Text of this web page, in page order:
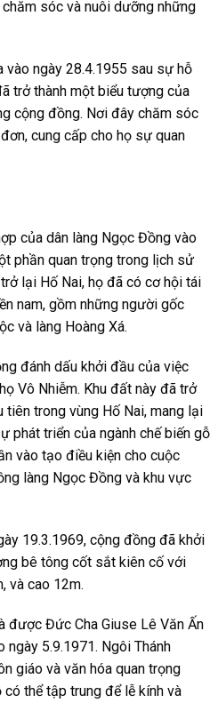
sóc và nuôi dưỡng những
vào ngày 28.4.1955 sau sự hỗ
trở thành một biểu tượng của
cộng đồng. Nơi đây chăm sóc
cung cấp cho họ sự quan
của dân làng Ngọc Đồng vào
phần quan trọng trong lịch sử
lại Hố Nai, họ đã có cơ hội tái
nam, gồm những người gốc
và làng Hoàng Xá.
đánh dấu khởi đầu của việc
Vô Nhiễm. Khu đất này đã trở
tiên trong vùng Hố Nai, mang lại
phát triển của ngành chế biến gỗ
vào tạo điều kiện cho cuộc
làng Ngọc Đồng và khu vực
19.3.1969, cộng đồng đã khởi
bê tông cốt sắt kiên cố với
và cao 12m.
được Đức Cha Giuse Lê Văn Ấn
ngày 5.9.1971. Ngôi Thánh
giáo và văn hóa quan trọng
thể tập trung để lễ kính và